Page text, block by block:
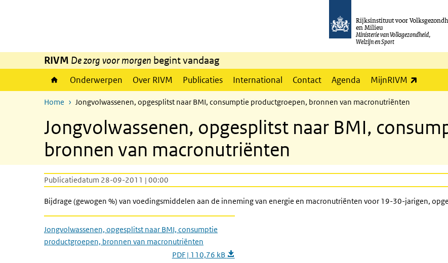
Rijksinstituut voor
en Milieu
Ministerie van Volksgezondheid,
Welzijn en Sport
RIVM De zorg voor morgen begint vandaag
Onderwerpen Over RIVM Publicaties International Contact Agenda MijnRIVM
Home Jongvolwassenen, opgesplitst naar BMI, consumptie productgroepen, bronnen van macronutriënten
Jongvolwassenen, opgesplitst naar BMI,
bronnen van macronutriënten
Publicatiedatum 28-09-2011 | 00:00
Bijdrage (gewogen %) van voedingsmiddelen aan de inneming van energie en macronutriënten voor 19-30-jarigen,
Jongvolwassenen, opgesplitst naar BMI, consumptie
productgroepen, bronnen van macronutriënten
PDF | 110,76 kB